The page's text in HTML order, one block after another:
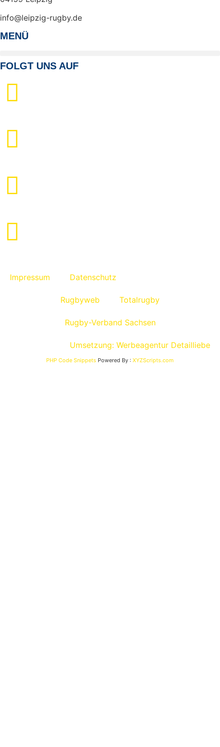
info@leipzig-rugby.de
MENÜ
FOLGT UNS AUF
Impressum Datenschutz
Rugbyweb Totalrugby
Rugby-Verband Sachsen
Umsetzung: Werbeagentur Detailliebe
PHP Code Snippets Powered By : XYZScripts.com